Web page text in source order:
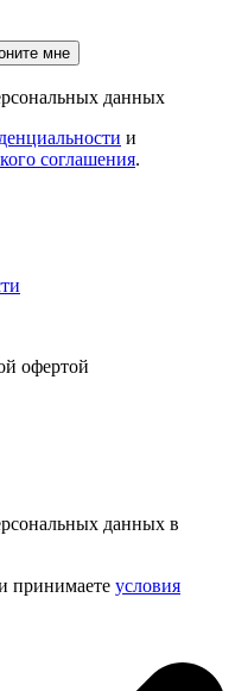
мне
данных
и
соглашения.
офертой
данных в
принимаете условия